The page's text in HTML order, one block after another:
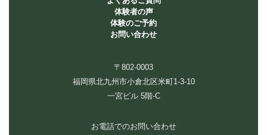
体験者の声
体験のご予約
お問い合わせ
〒802-0003
福岡県北九州市小倉北区米町1-3-10
一宮ビル 5階-C
お電話でのお問い合わせ